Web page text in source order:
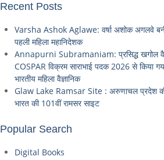
Recent Posts
Varsha Ashok Aglawe: वर्षा अशोक अगलवे
पहली महिला महानिदेशक
Annapurni Subramaniam: प्रसिद्ध खगोल
COSPAR विक्रम साराभाई पदक 2026 से किया
भारतीय महिला वैज्ञानिक
Glaw Lake Ramsar Site : अरुणाचल प्रदेश
भारत की 101वीं रामसर साइट
Popular Search
Digital Books